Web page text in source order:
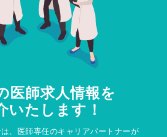
医師求人情報を
いたします！
、医師専任のキャリアパートナーが